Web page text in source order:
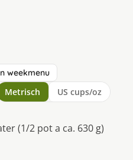
weekmenu
Metrisch US cups/oz
(1/2 pot a ca. 630 g)